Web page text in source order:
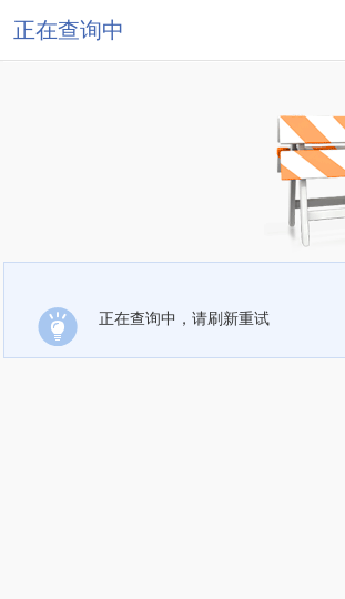
正在查询中
正在查询中，请刷新重试